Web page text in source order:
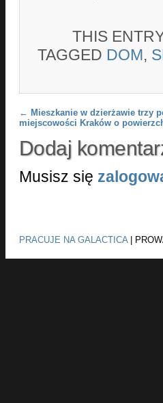
THIS
TAGGED DOM,
Post navigation
← Mieszkanie w dzierżawie trzy
miejscowości Kraków o
Dodaj
Musisz się
PRACUJE NA GALACTICA|